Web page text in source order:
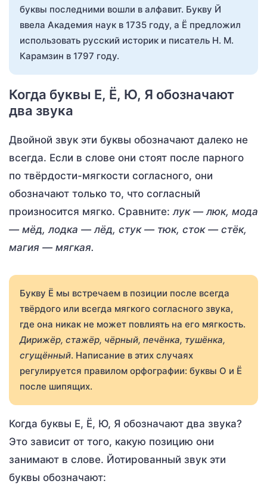
буквы последними вошли в алфавит. Букву Й
ввела Академия наук в 1735 году, а Ё предложил
использовать русский историк и писатель Н. М.
Карамзин в 1797 году.
Когда буквы Е, Ё, Ю, Я обозначают
два звука
Двойной звук эти буквы обозначают далеко не
всегда. Если в слове они стоят после парного
по твёрдости-мягкости согласного, они
обозначают только то, что согласный
произносится мягко. Сравните: лук — люк, мода
— мёд, лодка — лёд, стук — тюк, сток — стёк,
магия — мягкая.
Букву Ё мы встречаем в позиции после всегда
твёрдого или всегда мягкого согласного звука,
где она никак не может повлиять на его мягкость.
Дирижёр, стажёр, чёрный, печёнка, тушёнка,
сгущённый. Написание в этих случаях
регулируется правилом орфографии: буквы О и Ё
после шипящих.
Когда буквы Е, Ё, Ю, Я обозначают два звука?
Это зависит от того, какую позицию они
занимают в слове. Йотированный звук эти
буквы обозначают: